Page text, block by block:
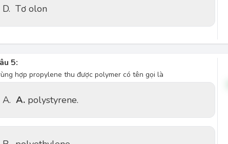
D. Tơ olon
5:
hợp propylene thu được polymer có tên gọi là
A. A. polystyrene.